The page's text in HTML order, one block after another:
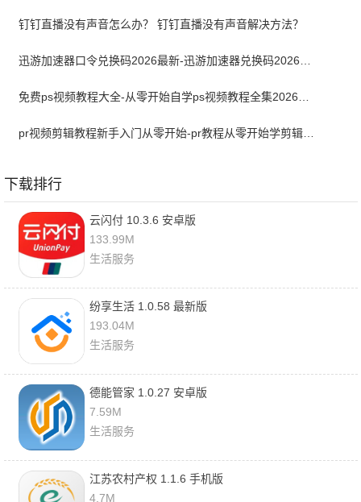
钉钉直播没有声音怎么办？ 钉钉直播没有声音解决方法？
pr视频剪辑教程新手入门从零开始-pr教程从零开始学剪辑全集免费
下载排行
云闪付 10.3.6 安卓版
133.99M
生活服务
纷享生活 1.0.58 最新版
193.04M
生活服务
德能管家 1.0.27 安卓版
7.59M
生活服务
江苏农村产权 1.1.6 手机版
4.7M